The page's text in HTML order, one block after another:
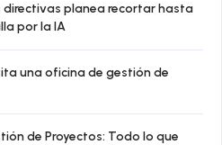
directivas planea recortar hasta
por la IA
una oficina de gestión de
de Proyectos: Todo lo que